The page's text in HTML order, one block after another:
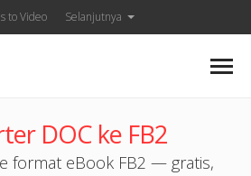
to Video Selanjutnya
DOC ke FB2
format eBook FB2 — gratis,